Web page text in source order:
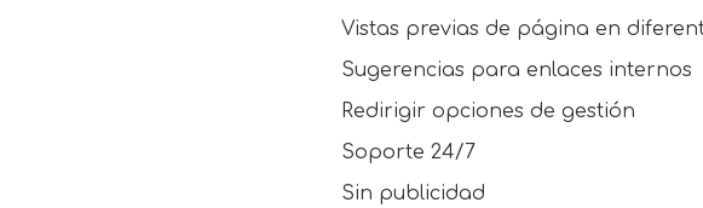
Vistas previas de página en
Sugerencias para enlaces internos
Redirigir opciones de gestión
Soporte 24/7
Sin publicidad